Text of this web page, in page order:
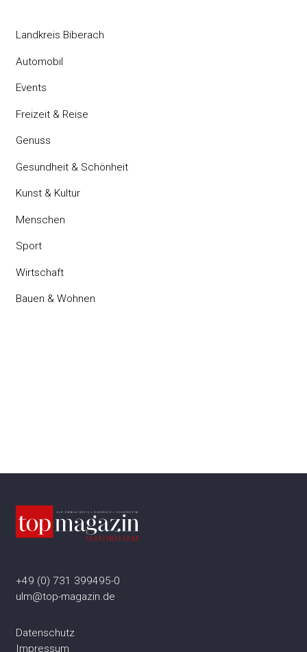
Landkreis Biberach
Automobil
Events
Freizeit & Reise
Genuss
Gesundheit & Schönheit
Kunst & Kultur
Menschen
Sport
Wirtschaft
Bauen & Wohnen
+49 (0) 731 399495-0
ulm@top-magazin.de
Datenschutz
Impressum